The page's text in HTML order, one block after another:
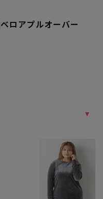
ロアプルオーバー